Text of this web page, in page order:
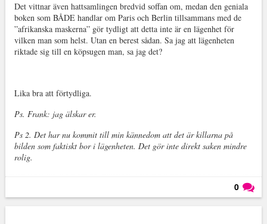
Det vittnar även hattsamlingen bredvid soffan om, medan den geniala
boken som BÅDE handlar om Paris och Berlin tillsammans med de
”afrikanska maskerna” gör tydligt att detta inte är en lägenhet för
vilken man som helst. Utan en berest sådan. Sa jag att lägenheten
riktade sig till en köpsugen man, sa jag det?
Lika bra att förtydliga.
Ps. Frank: jag älskar er.
Ps 2. Det har nu kommit till min kännedom att det är killarna på
bilden som faktiskt bor i lägenheten. Det gör inte direkt saken mindre
rolig.
0